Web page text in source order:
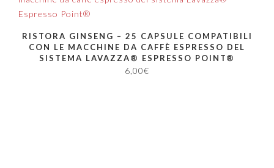
RISTORA GINSENG – 25 CAPSULE COMPATIBILI
CON LE MACCHINE DA CAFFÈ ESPRESSO DEL
SISTEMA LAVAZZA® ESPRESSO POINT®
6,00€